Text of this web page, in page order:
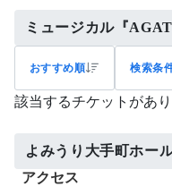
ミュージカル『
おすすめ順 検索条
該当するチケットがあり
よみうり大手町ホー
アクセス